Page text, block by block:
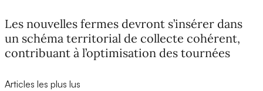
Les nouvelles fermes devront s’insérer dans
un schéma territorial de collecte cohérent,
contribuant à l’optimisation des tournées
Articles les plus lus